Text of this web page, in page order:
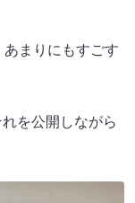
まりにもすごす
を公開しながら